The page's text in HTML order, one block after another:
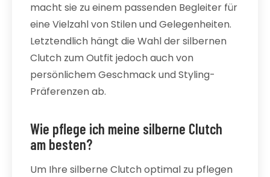
macht sie zu einem passenden Begleiter für
eine Vielzahl von Stilen und Gelegenheiten.
Letztendlich hängt die Wahl der silbernen
Clutch zum Outfit jedoch auch von
persönlichem Geschmack und Styling-
Präferenzen ab.
Wie pflege ich meine silberne Clutch
am besten?
Um Ihre silberne Clutch optimal zu pflegen